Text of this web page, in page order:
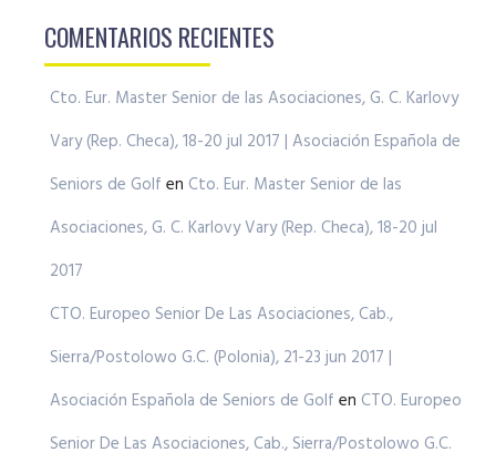
COMENTARIOS RECIENTES
Cto. Eur. Master Senior de las Asociaciones, G. C. Karlovy
Vary (Rep. Checa), 18-20 jul 2017 | Asociación Española de
Seniors de Golf en Cto. Eur. Master Senior de las
Asociaciones, G. C. Karlovy Vary (Rep. Checa), 18-20 jul
2017
CTO. Europeo Senior De Las Asociaciones, Cab.,
Sierra/Postolowo G.C. (Polonia), 21-23 jun 2017 |
Asociación Española de Seniors de Golf en CTO. Europeo
Senior De Las Asociaciones, Cab., Sierra/Postolowo G.C.